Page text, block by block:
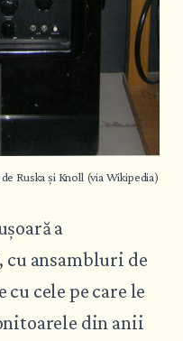
Ruska și Knoll (via Wikipedia)
a
ansambluri de
cele pe care le
din anii